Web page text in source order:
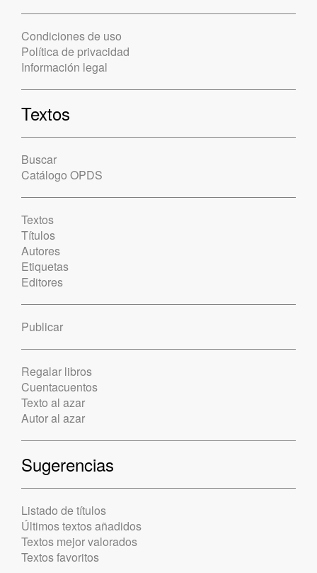
Condiciones de uso
Política de privacidad
Información legal
Textos
Buscar
Catálogo OPDS
Textos
Títulos
Autores
Etiquetas
Editores
Publicar
Regalar libros
Cuentacuentos
Texto al azar
Autor al azar
Sugerencias
Listado de títulos
Últimos textos añadidos
Textos mejor valorados
Textos favoritos